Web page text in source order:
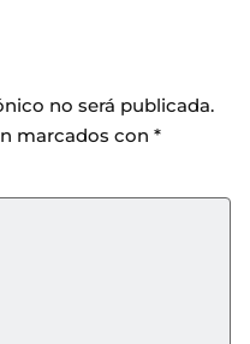
no será publicada.
marcados con *